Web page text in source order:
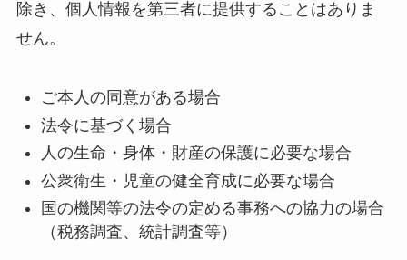
除き、個人情報を第三者に提供することはありま
せん。
ご本人の同意がある場合
法令に基づく場合
人の生命・身体・財産の保護に必要な場合
公衆衛生・児童の健全育成に必要な場合
国の機関等の法令の定める事務への協力の場合
（税務調査、統計調査等）